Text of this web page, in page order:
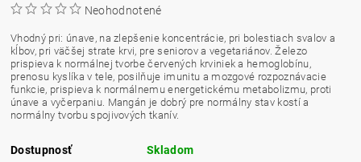
Neohodnotené
Vhodný pri: únave, na zlepšenie koncentrácie, pri bolestiach svalov a
kĺbov, pri väčšej strate krvi, pre seniorov a vegetariánov. Železo
prispieva k normálnej tvorbe červených krviniek a hemoglobínu,
prenosu kyslíka v tele, posilňuje imunitu a mozgové rozpoznávacie
funkcie, prispieva k normálnemu energetickému metabolizmu, proti
únave a vyčerpaniu. Mangán je dobrý pre normálny stav kostí a
normálny tvorbu spojivových tkanív.
Dostupnosť Skladom